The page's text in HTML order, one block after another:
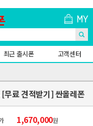
최근 출시폰 고객센터
료 견적받기] 싼올레폰
1,670,000원